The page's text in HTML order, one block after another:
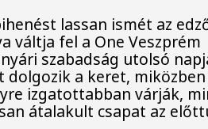
lassan ismét az
váltja fel a One Veszprém
szabadság utolsó
dolgozik a keret,
izgatottabban várják,
átalakult csapat az